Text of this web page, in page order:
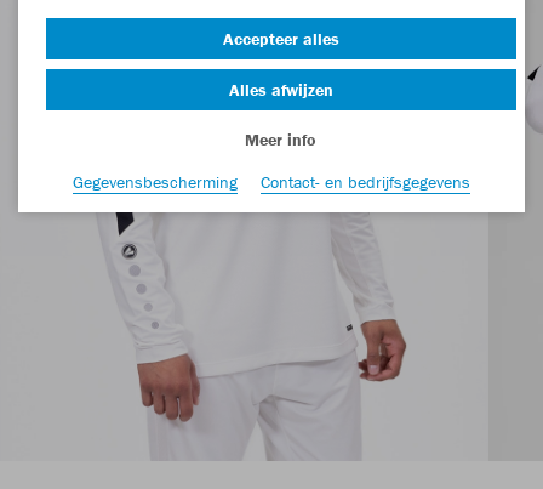
Accepteer alles
Alles afwijzen
Meer info
Gegevensbescherming
Contact- en bedrijfsgegevens